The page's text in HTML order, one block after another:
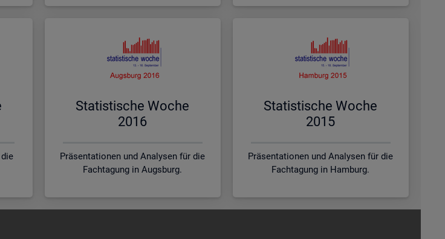
Sta­tis­ti­sche Woche
2016
Präsentationen und Analysen für die
Fachtagung in Augsburg.
Sta­tis­ti­sche Woche
2015
Präsentationen und Analysen für die
Fachtagung in Hamburg.